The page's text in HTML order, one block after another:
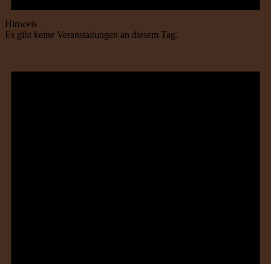
Hinweis
Es gibt keine Veranstaltungen an diesem Tag.